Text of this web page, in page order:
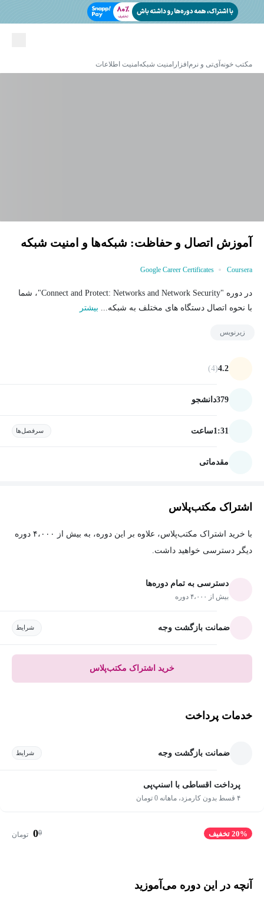
مکتب خونه آی‌تی و نرم‌افزار امنیت شبکه امنیت اطلاعات
آموزش اتصال و حفاظت: شبکه‌ها و امنیت شبکه
Coursera
Google Career Certificates
در دوره "Connect and Protect: Networks and Network Security"، شما
با نحوه اتصال دستگاه های مختلف به شبکه... بیشتر
زیرنویس
4.2
(4)
379دانشجو
1:31ساعت سرفصل‌ها
مقدماتی
اشتراک مکتب‌پلاس
با خرید اشتراک مکتب‌پلاس، علاوه بر این دوره، به بیش از ۴،۰۰۰ دوره
دیگر دسترسی خواهید داشت.
دسترسی به تمام دوره‌ها
بیش از ۴،۰۰۰ دوره
ضمانت بازگشت وجه شرایط
خرید اشتراک مکتب‌پلاس
خدمات پرداخت
ضمانت بازگشت وجه شرایط
پرداخت اقساطی با اسنپ‌پی
۴ قسط بدون کارمزد، ماهانه 0 تومان
20% تخفیف 0
0 تومان
آنچه در این دوره می‌آموزید